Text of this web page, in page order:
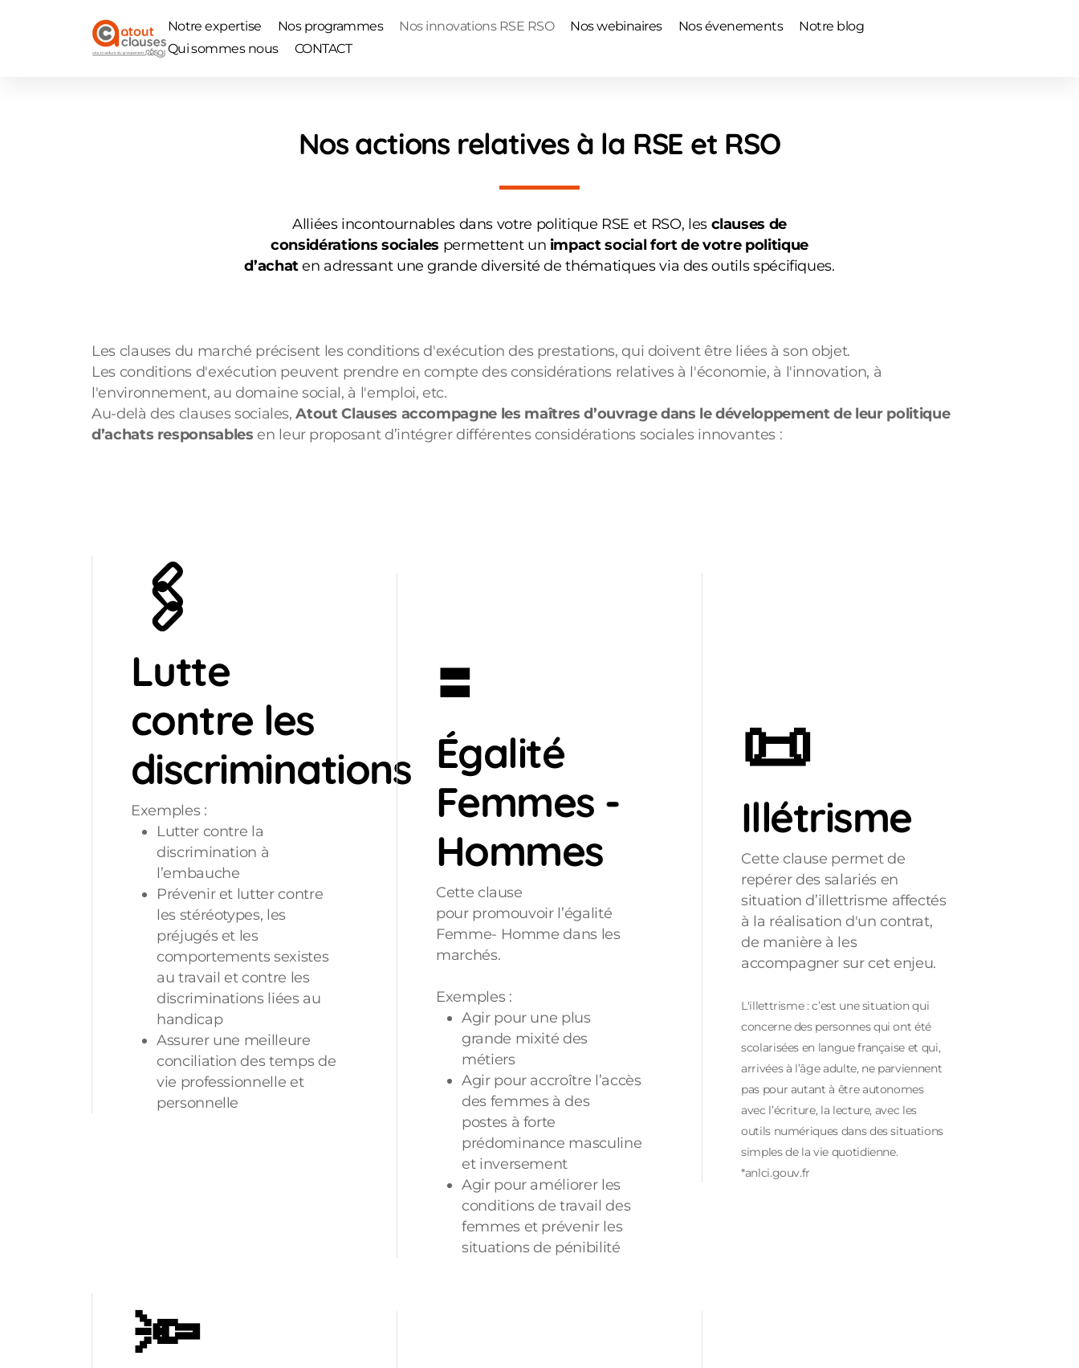
Notre expertise Nos programmes Nos innovations RSE RSO Nos webinaires Nos évenements
Notre blog
Qui sommes nous
CONTACT
Nos actions relatives à la RSE et RSO
Alliées incontournables dans votre politique RSE et RSO, les clauses de
considérations sociales permettent un impact social fort de votre politique
d’achaten adressant une grande diversité de thématiques via des outils spécifiques.
Les clauses du marché précisent les conditions d'exécution des prestations, qui doivent être liées à son objet.
Les conditions d'exécution peuvent prendre en compte des considérations relatives à l'économie, à l'innovation, à
l'environnement, au domaine social, à l'emploi, etc.
Au-delà des clauses sociales,Atout Clauses accompagne les maîtres d’ouvrage dans le développement de leur politique
d’achats responsables en leur proposant d’intégrer différentes considérations sociales innovantes :
🖇️
Lutte
contre les
discriminations
Exemples :
Lutter contre la
discrimination à
l’embauche
Prévenir et lutter contre
les stéréotypes, les
préjugés et les
comportements sexistes
au travail et contre les
discriminations liées au
handicap
Assurer une meilleure
conciliation des temps de
vie professionnelle et
personnelle
🟰
Égalité
Femmes -
Hommes
Cette clause
pour promouvoir l’égalité
Femme- Homme dans les
marchés.
Exemples :
Agir pour une plus
grande mixité des
métiers
Agir pour accroître l’accès
des femmes à des
postes à forte
prédominance masculine
et inversement
Agir pour améliorer les
conditions de travail des
femmes et prévenir les
situations de pénibilité
📜
Illétrisme
Cette clause permet de
repérer des salariés en
situation d’illettrisme affectés
à la réalisation d'un contrat,
de manière à les
accompagner sur cet enjeu.
L'illettrisme : c’est une situation qui
concerne des personnes qui ont été
scolarisées en langue française et qui,
arrivées à l’âge adulte, ne parviennent
pas pour autant à être autonomes
avec l’écriture, la lecture, avec les
outils numériques dans des situations
simples de la vie quotidienne.
*anlci.gouv.fr
🔦